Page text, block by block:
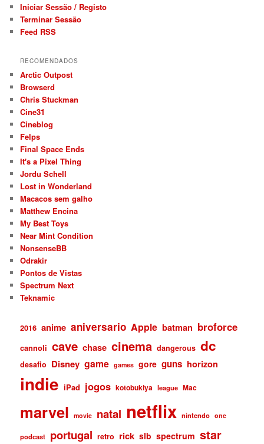
Iniciar Sessão / Registo
Terminar Sessão
Feed RSS
RECOMENDADOS
Arctic Outpost
Browserd
Chris Stuckman
Cine31
Cineblog
Felps
Final Space Ends
It's a Pixel Thing
Jordu Schell
Lost in Wonderland
Macacos sem galho
Matthew Encina
My Best Toys
Near Mint Condition
NonsenseBB
Odrakir
Pontos de Vistas
Spectrum Next
Teknamic
2016 anime aniversario Apple batman broforce
cannoli cave chase cinema dangerous dc
desafio Disney game games gore guns horizon
indie iPad jogos kotobukiya league Mac
marvel movie natal netflix nintendo one
podcast portugal retro rick slb spectrum star